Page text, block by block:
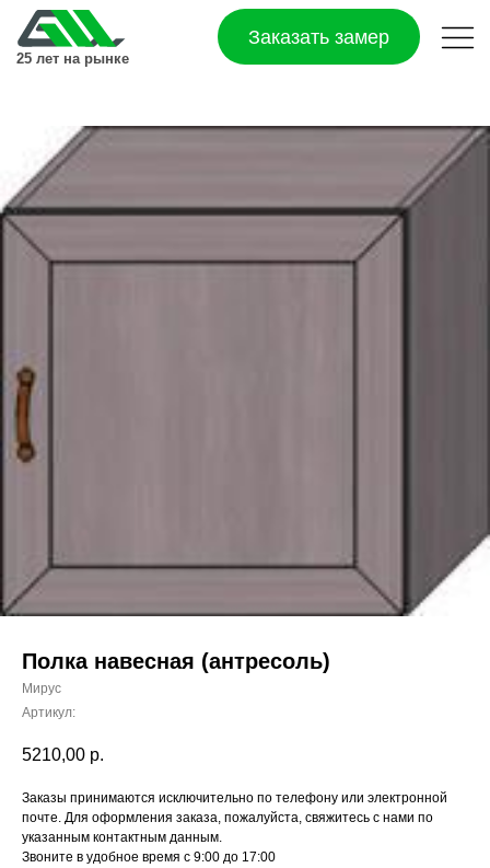
Заказать замер
25 лет на рынке
Полка навесная (антресоль)
Мирус
Артикул:
5210,00 р.
Заказы принимаются исключительно по телефону или электронной
почте. Для оформления заказа, пожалуйста, свяжитесь с нами по
указанным контактным данным.
Звоните в удобное время с 9:00 до 17:00